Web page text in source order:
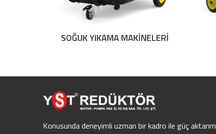
SOĞUK YIKAMA MAKİNELERİ
Konusunda deneyimli uzman bir kadro ile güç aktarım